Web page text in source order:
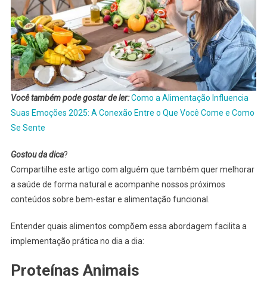
Você também pode gostar de ler:Como a Alimentação Influencia
Suas Emoções 2025: A Conexão Entre o Que Você Come e Como
Se Sente
Gostou da dica?
Compartilhe este artigo com alguém que também quer melhorar
a saúde de forma natural e acompanhe nossos próximos
conteúdos sobre bem-estar e alimentação funcional.
Entender quais alimentos compõem essa abordagem facilita a
implementação prática no dia a dia:
Proteínas Animais